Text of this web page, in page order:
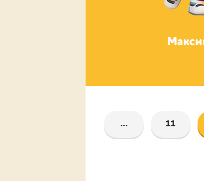
... 11